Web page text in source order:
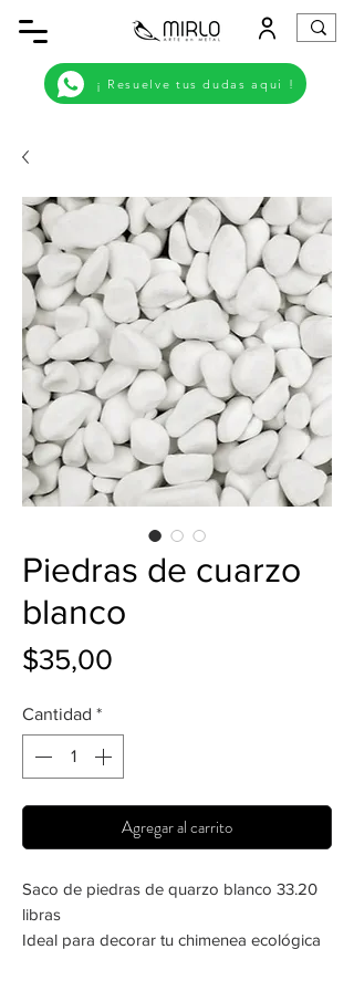
¡ Resuelve tus dudas aqui !
Piedras de cuarzo
blanco
$35,00
Cantidad *
Agregar al carrito
Saco de piedras de quarzo blanco 33.20
libras
Ideal para decorar tu chimenea ecológica